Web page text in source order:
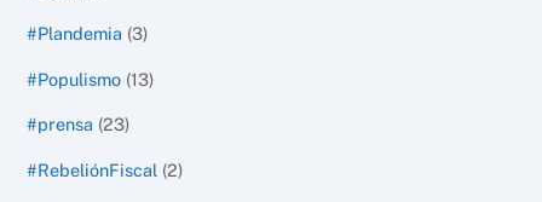
#Plandemia (3)
#Populismo (13)
#prensa (23)
#RebeliónFiscal (2)